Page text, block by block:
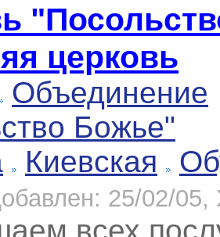
церковь
Объединение
Божье"
Киевская
25/02/05,